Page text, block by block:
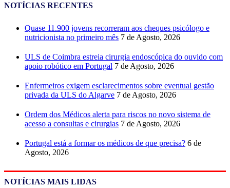
NOTÍCIAS RECENTES
Quase 11.900 jovens recorreram aos cheques psicólogo e
nutricionista no primeiro mês 7 de Agosto, 2026
ULS de Coimbra estreia cirurgia endoscópica do ouvido com
apoio robótico em Portugal 7 de Agosto, 2026
Enfermeiros exigem esclarecimentos sobre eventual gestão
privada da ULS do Algarve 7 de Agosto, 2026
Ordem dos Médicos alerta para riscos no novo sistema de
acesso a consultas e cirurgias 7 de Agosto, 2026
Portugal está a formar os médicos de que precisa? 6 de
Agosto, 2026
NOTÍCIAS MAIS LIDAS